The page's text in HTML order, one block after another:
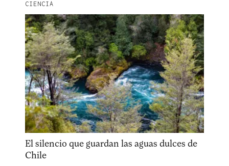
CIENCIA
El silencio que guardan las aguas dulces de
Chile